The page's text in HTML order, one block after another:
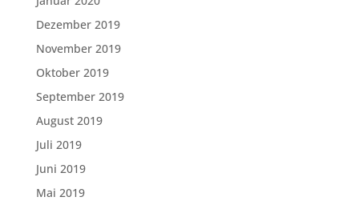
Dezember 2019
November 2019
Oktober 2019
September 2019
August 2019
Juli 2019
Juni 2019
Mai 2019